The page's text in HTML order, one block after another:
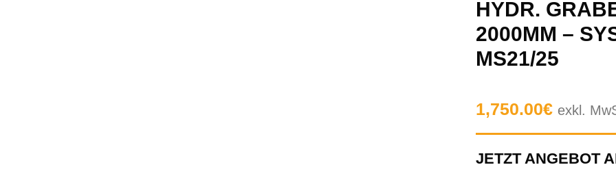
HYDR.
2000MM –
MS21/25
1,750.00€ exkl.
JETZT ANGEBOT